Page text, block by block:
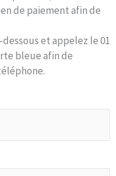
de paiement afin de
et appelez le 01
bleue afin de